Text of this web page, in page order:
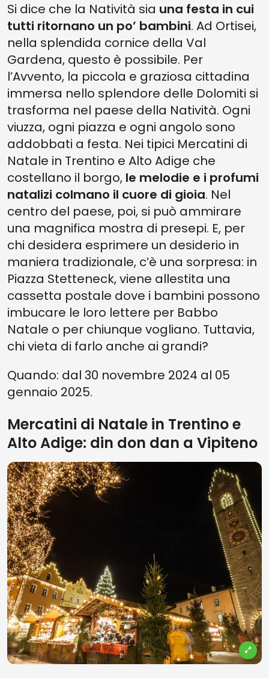
Si dice che la Natività sia una festa in cui
tutti ritornano un po’ bambini. Ad Ortisei,
nella splendida cornice della Val
Gardena, questo è possibile. Per
l’Avvento, la piccola e graziosa cittadina
immersa nello splendore delle Dolomiti si
trasforma nel paese della Natività. Ogni
viuzza, ogni piazza e ogni angolo sono
addobbati a festa. Nei tipici Mercatini di
Natale in Trentino e Alto Adige che
costellano il borgo, le melodie e i profumi
natalizi colmano il cuore di gioia. Nel
centro del paese, poi, si può ammirare
una magnifica mostra di presepi. E, per
chi desidera esprimere un desiderio in
maniera tradizionale, c’è una sorpresa: in
Piazza Stetteneck, viene allestita una
cassetta postale dove i bambini possono
imbucare le loro lettere per Babbo
Natale o per chiunque vogliano. Tuttavia,
chi vieta di farlo anche ai grandi?
Quando: dal 30 novembre 2024 al 05
gennaio 2025.
Mercatini di Natale in Trentino e
Alto Adige: din don dan a Vipiteno